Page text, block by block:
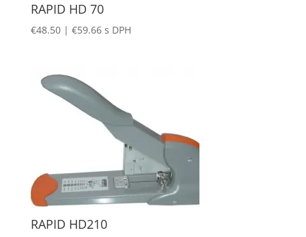
RAPID HD 70
€48.50 | €59.66s DPH
RAPID HD210